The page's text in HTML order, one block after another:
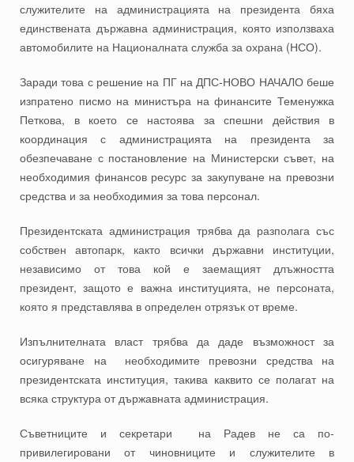
служителите на администрацията на президента бяха
единствената държавна администрация, която използваха
автомобилите на Националната служба за охрана (НСО).
Заради това с решение на ПГ на ДПС-НОВО НАЧАЛО беше
изпратено писмо на министъра на финансите Теменужка
Петкова, в което се настоява за спешни действия в
координация с администрацията на президента за
обезпечаване с постановление на Министерски съвет, на
необходимия финансов ресурс за закупуване на превозни
средства и за необходимия за това персонал.
Президентската администрация трябва да разполага със
собствен автопарк, както всички държавни институции,
независимо от това кой е заемащият длъжността
президент, защото е важна институцията, не персоната,
която я представлява в определен отрязък от време.
Изпълнителната власт трябва да даде възможност за
осигуряване на необходимите превозни средства на
президентската институция, такива каквито се полагат на
всяка структура от държавната администрация.
Съветниците и секретари на Радев не са по-
привилегировани от чиновниците и служителите в